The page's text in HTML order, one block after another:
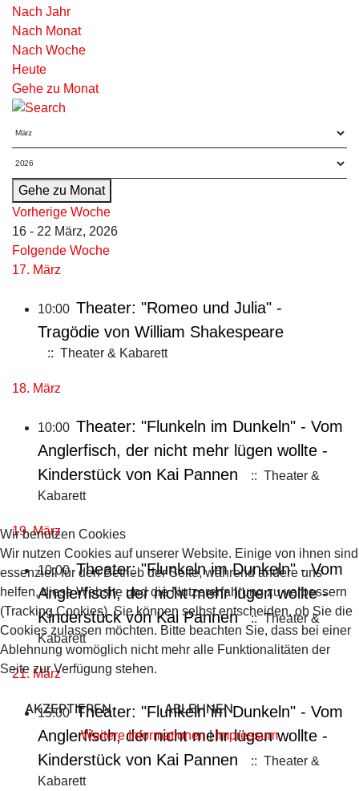
Nach Jahr
Nach Monat
Nach Woche
Heute
Gehe zu Monat
Gehe zu Monat
Vorherige Woche
16 - 22 März, 2026
Folgende Woche
17. März
10:00 Theater: "Romeo und Julia" -
Tragödie von William Shakespeare
:: Theater & Kabarett
18. März
10:00 Theater: "Flunkeln im Dunkeln" - Vom
Anglerfisch, der nicht mehr lügen wollte -
Kinderstück von Kai Pannen
:: Theater &
Kabarett
19. März
10:00Theater: "Flunkeln im Dunkeln" - Vom
Anglerfisch, der nicht mehr lügen wollte -
Kinderstück von Kai Pannen :: Theater &
Kabarett
21. März
15:00Theater: "Flunkeln im Dunkeln" - Vom
Anglerfisch, der nicht mehr lügen wollte -
Kinderstück von Kai Pannen
:: Theater &
Kabarett
Wir benutzen Cookies
Wir nutzen Cookies auf unserer Website. Einige von ihnen sind
essenziell für den Betrieb der Seite, während andere uns
helfen, diese Website und die Nutzererfahrung zu verbessern
(Tracking Cookies). Sie können selbst entscheiden, ob Sie die
Cookies zulassen möchten. Bitte beachten Sie, dass bei einer
Ablehnung womöglich nicht mehr alle Funktionalitäten der
Seite zur Verfügung stehen.
AKZEPTIEREN ABLEHNEN
Weitere Informationen| Impressum